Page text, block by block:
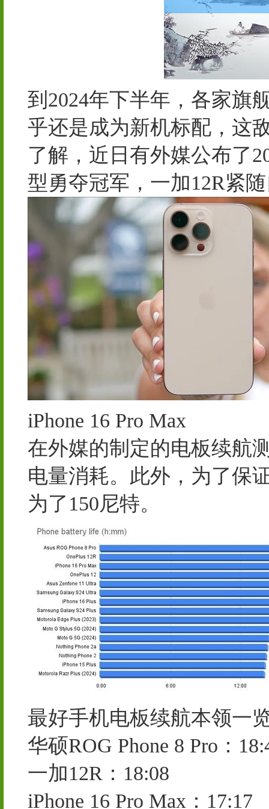
到2024年下半年，各家旗
乎还是成为新机标配，这
了解，近日有外媒公布了
型勇夺冠军，一加12R紧
iPhone 16 Pro Max
在外媒的制定的电板续航
电量消耗。此外，为了保
为了150尼特。
最好手机电板续航本领一
华硕ROG Phone 8 Pro：
一加12R：18:08
iPhone 16 Pro Max：17:17